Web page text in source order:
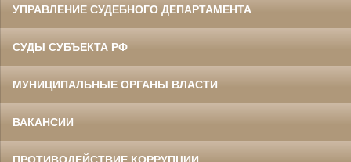
УПРАВЛЕНИЕ СУДЕБНОГО ДЕПАРТАМЕНТА
СУДЫ СУБЪЕКТА РФ
МУНИЦИПАЛЬНЫЕ ОРГАНЫ ВЛАСТИ
ВАКАНСИИ